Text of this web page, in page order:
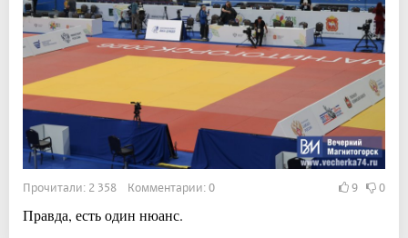
Прочитали: 2 358 Комментарии: 0 9 0
Правда, есть один нюанс.